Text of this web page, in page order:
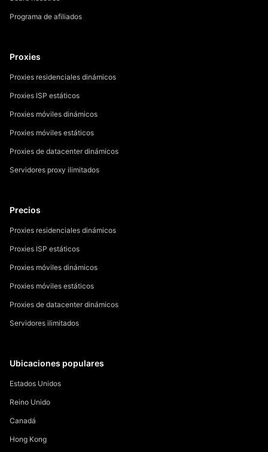
Programa de afiliados
Proxies
Proxies residenciales dinámicos
Proxies ISP estáticos
Proxies móviles dinámicos
Proxies móviles estáticos
Proxies de datacenter dinámicos
Servidores proxy ilimitados
Precios
Proxies residenciales dinámicos
Proxies ISP estáticos
Proxies móviles dinámicos
Proxies móviles estáticos
Proxies de datacenter dinámicos
Servidores ilimitados
Ubicaciones populares
Estados Unidos
Reino Unido
Canadá
Hong Kong